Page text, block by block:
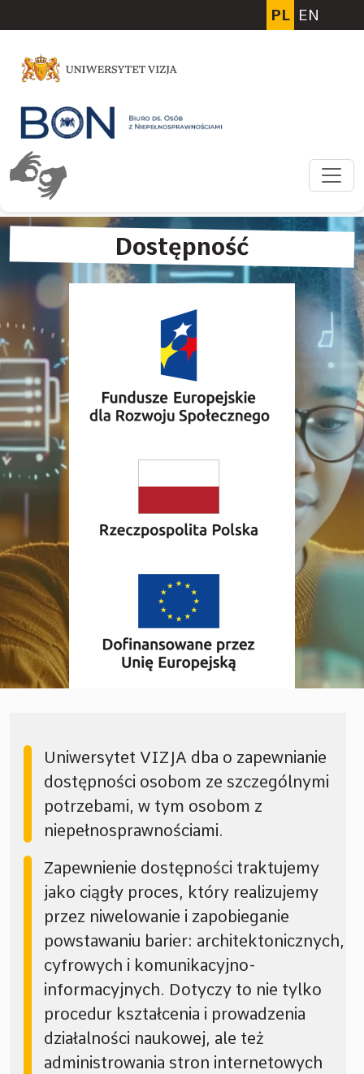
PL EN
Dostępność
Uniwersytet VIZJA dba o zapewnianie
dostępności osobom ze szczególnymi
potrzebami, w tym osobom z
niepełnosprawnościami.
Zapewnienie dostępności traktujemy
jako ciągły proces, który realizujemy
przez niwelowanie i zapobieganie
powstawaniu barier: architektonicznych,
cyfrowych i komunikacyjno-
informacyjnych. Dotyczy to nie tylko
procedur kształcenia i prowadzenia
działalności naukowej, ale też
administrowania stron internetowych